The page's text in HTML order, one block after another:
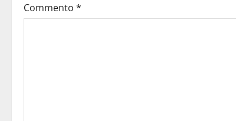
Commento *